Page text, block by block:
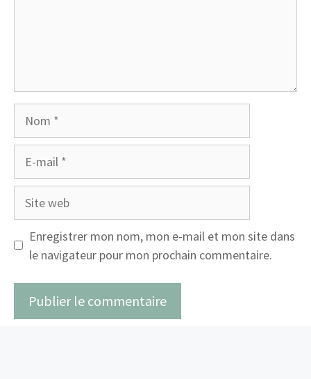
Site
Enregistrer mon nom, mon e-mail et mon site dans
le navigateur pour mon prochain commentaire.